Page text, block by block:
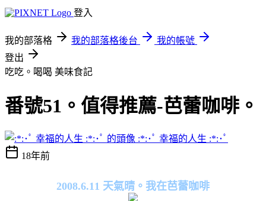
登入
我的部落格 我的部落格後台
我的帳號
登出
吃吃。喝喝 美味食記
番號51。值得推薦-芭蕾咖啡。
:*:･ﾟ 幸福的人生 :*:･ﾟ
18年前
2008.6.11 天氣晴。我在芭蕾咖啡